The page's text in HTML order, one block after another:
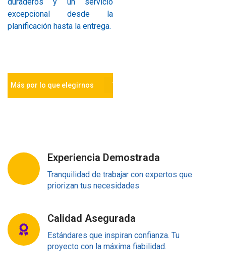
excepcional desde la
planificación hasta la entrega.
Más por lo que elegirnos
Experiencia Demostrada
Tranquilidad de trabajar con expertos que
priorizan tus necesidades
Calidad Asegurada
Estándares que inspiran confianza. Tu
proyecto con la máxima fiabilidad.